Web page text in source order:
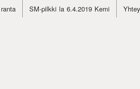
SM-pilkki la 6.4.2019 Kemi